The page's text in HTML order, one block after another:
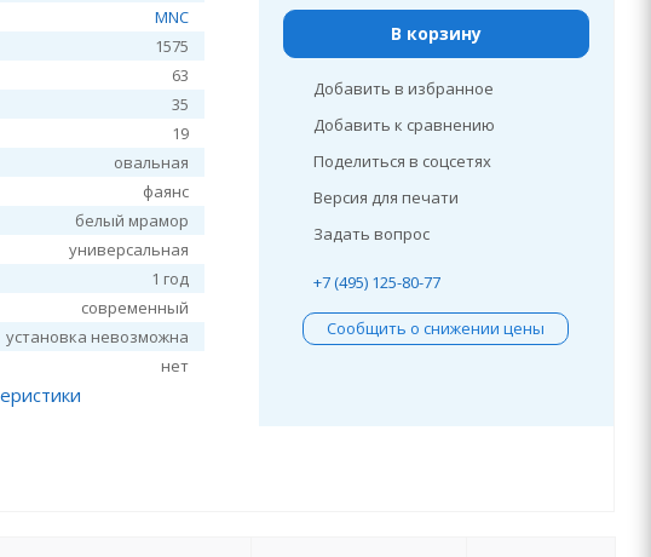
MNC
1575
63
35
19
овальная
фаянс
белый мрамор
универсальная
1 год
современный
установка невозможна
нет
В корзину
Добавить в избранное
Добавить к сравнению
Поделиться в соцсетях
Версия для печати
Задать вопрос
+7 (495) 125-80-77
Сообщить о снижении цены